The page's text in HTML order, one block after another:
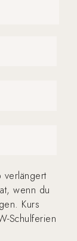
verlängert
wenn du
Kurs
Schulferien